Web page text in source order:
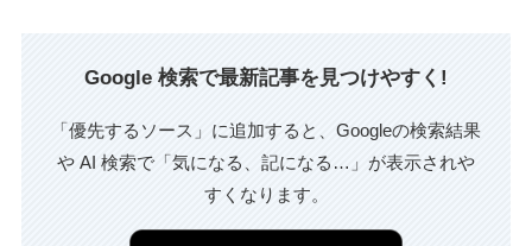
Google 検索で最新記事を見つけやすく!
「優先するソース」に追加すると、Googleの検索結果
や AI 検索で「気になる、記になる…」が表示されや
すくなります。